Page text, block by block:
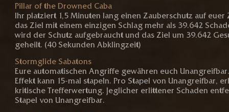
Pillar of the Drowned Caba
Ihr platziert 1,5 Minuten lang einen Zauberschutz auf euer
das Ziel mit einem einzigen Schlag mehr als 39.642
wird der Schutz aufgebraucht und das Ziel um 39.642
geheilt. (40 Sekunden Abklingzeit)
Stormglide Sabatons
Eure automatischen Angriffe gewähren euch
Effekt kann 15-mal stapeln. Pro Stapel von Unangreifbar,
kritische Trefferwertung. Jeglicher erlittener Schaden
Stapel von Unangreifbar.